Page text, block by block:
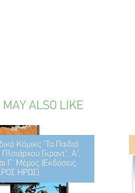
MAY ALSO LIKE
Κόμικς "Τα Παιδιά
Γκραντ", Α',
Γ' Μέρος (Εκδόσεις
ΗΡΩΣ)